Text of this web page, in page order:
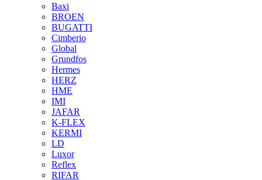
Baxi
BROEN
BUGATTI
Cimberio
Global
Grundfos
Hermes
HERZ
HME
IMI
JAFAR
K-FLEX
KERMI
LD
Luxor
Reflex
RIFAR